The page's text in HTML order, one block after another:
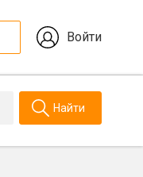
Войти
Найти